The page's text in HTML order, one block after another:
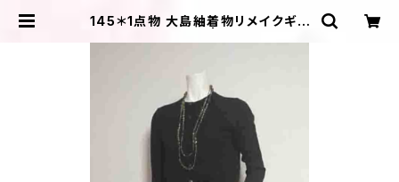
145＊1点物 大島紬着物リメイクギャ